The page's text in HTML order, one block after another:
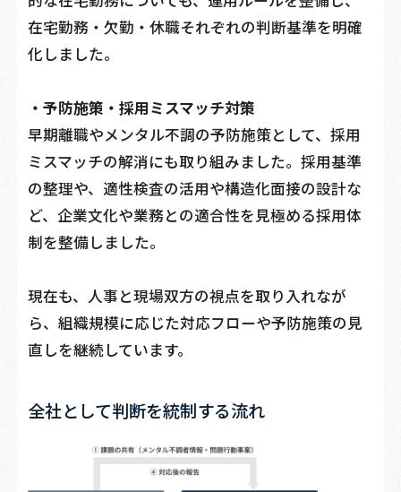
在宅勤務・欠勤・休職それぞれの判断基準を明確
化しました。
・予防施策・採用ミスマッチ対策
早期離職やメンタル不調の予防施策として、採用
ミスマッチの解消にも取り組みました。採用基準
の整理や、適性検査の活用や構造化面接の設計な
ど、企業文化や業務との適合性を見極める採用体
制を整備しました。
現在も、人事と現場双方の視点を取り入れなが
ら、組織規模に応じた対応フローや予防施策の見
直しを継続しています。
全社として判断を統制する流れ